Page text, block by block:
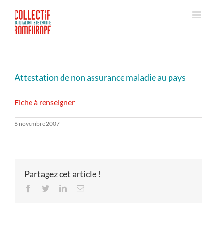
contenu
Attestation de non assurance maladie au pays
Fiche à renseigner
6 novembre 2007
Partagez cet article !
Facebook
TwitterLinkedInEmail